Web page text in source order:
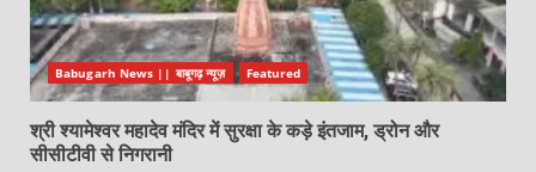
Babugarh News || बाबूगढ़ न्यूज़ Featured
श्री श्यामेश्वर महादेव मंदिर में सुरक्षा के कड़े इंतजाम, ड्रोन और
सीसीटीवी से निगरानी